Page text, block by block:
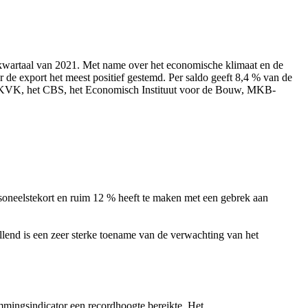
van 2021. Met name over het economische klimaat en de
export het meest positief gestemd. Per saldo geeft 8,4 % van de
het CBS, het Economisch Instituut voor de Bouw, MKB-
en ruim 12 % heeft te maken met een gebrek aan
is een zeer sterke toename van de verwachting van het
een recordhoogte bereikte. Het